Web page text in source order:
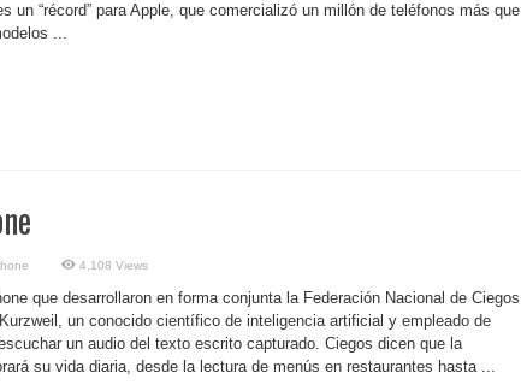
un “récord” para Apple, que comercializó un millón de teléfonos más que
...
4,108 Views
que desarrollaron en forma conjunta la Federación Nacional de Ciegos
un conocido científico de inteligencia artificial y empleado de
un audio del texto escrito capturado. Ciegos dicen que la
su vida diaria, desde la lectura de menús en restaurantes hasta ...